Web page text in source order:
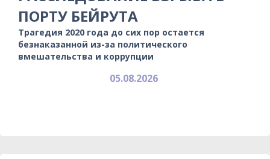
ПОРТУ БЕЙРУТА
Трагедия 2020 года до сих пор остается
безнаказанной из-за политического
вмешательства и коррупции
05.08.2026